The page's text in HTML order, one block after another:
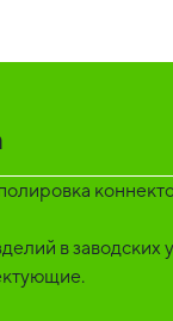
в заводских